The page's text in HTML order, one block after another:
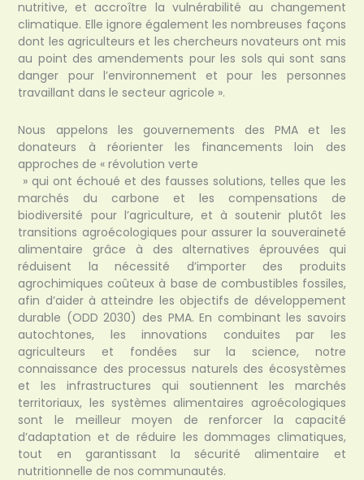
nutritive, et accroître la vulnérabilité au changement
climatique. Elle ignore également les nombreuses façons
dont les agriculteurs et les chercheurs novateurs ont mis
au point des amendements pour les sols qui sont sans
danger pour l’environnement et pour les personnes
travaillant dans le secteur agricole ».
Nous appelons les gouvernements des PMA et les
donateurs à réorienter les financements loin des
approches de « révolution verte
» qui ont échoué et des fausses solutions, telles que les
marchés du carbone et les compensations de
biodiversité pour l’agriculture, et à soutenir plutôt les
transitions agroécologiques pour assurer la souveraineté
alimentaire grâce à des alternatives éprouvées qui
réduisent la nécessité d’importer des produits
agrochimiques coûteux à base de combustibles fossiles,
afin d’aider à atteindre les objectifs de développement
durable (ODD 2030) des PMA. En combinant les savoirs
autochtones, les innovations conduites par les
agriculteurs et fondées sur la science, notre
connaissance des processus naturels des écosystèmes
et les infrastructures qui soutiennent les marchés
territoriaux, les systèmes alimentaires agroécologiques
sont le meilleur moyen de renforcer la capacité
d’adaptation et de réduire les dommages climatiques,
tout en garantissant la sécurité alimentaire et
nutritionnelle de nos communautés.